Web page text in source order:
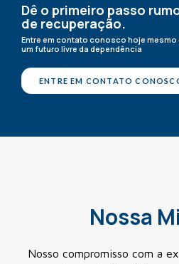
Dê o primeiro passo
de recuperação.
Entre em contato conosco hoje
um futuro livre da dependência
ENTRE EM CONTATO
Nossa
Nosso compromisso com a